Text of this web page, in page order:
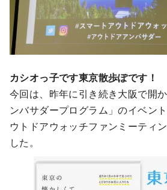
カシオっ子です東京散歩ぽです！
今回は、昨年に引き続き大阪で開
ンバサダープログラム」のイベン
ウトドアウォッチファンミーティ
した。